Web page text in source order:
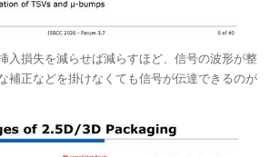
入損失を減らせば減らすほど、信号の波形が整
補正などを掛けなくても信号が伝達できるのが